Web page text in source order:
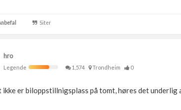
Siter
hro
Legende
1,574 Trondheim 0
ikke er biloppstillnigsplass på tomt, høres det